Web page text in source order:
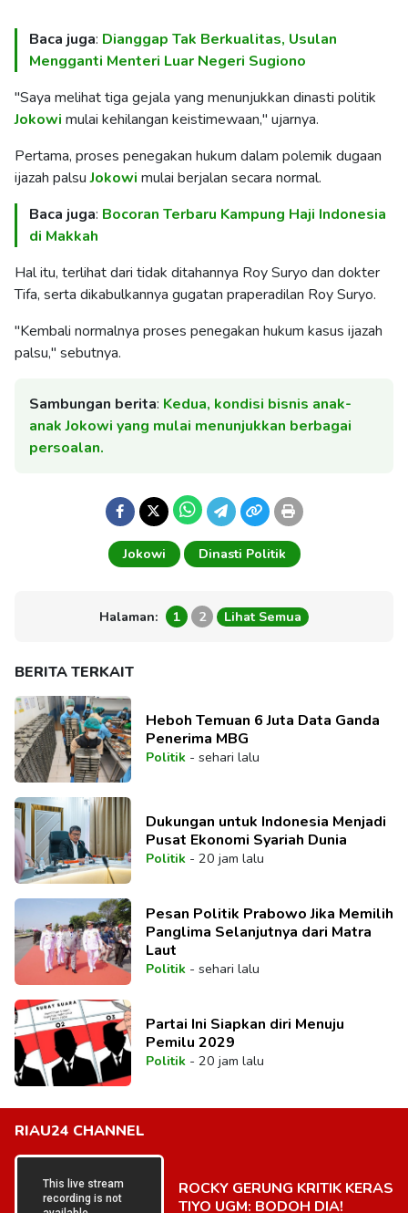
Baca juga: Dianggap Tak Berkualitas, Usulan
Mengganti Menteri Luar Negeri Sugiono
"Saya melihat tiga gejala yang menunjukkan dinasti politik
Jokowi mulai kehilangan keistimewaan," ujarnya.
Pertama, proses penegakan hukum dalam polemik dugaan
ijazah palsuJokowi mulai berjalan secara normal.
Baca juga: Bocoran Terbaru Kampung Haji Indonesia
di Makkah
Hal itu, terlihat dari tidak ditahannya Roy Suryo dan dokter
Tifa, serta dikabulkannya gugatan praperadilan Roy Suryo.
"Kembali normalnya proses penegakan hukum kasus ijazah
palsu," sebutnya.
Sambungan berita: Kedua, kondisi bisnis anak-
anak Jokowi yang mulai menunjukkan berbagai
persoalan.
Jokowi Dinasti Politik
Halaman: 1 2 Lihat Semua
BERITA TERKAIT
Heboh Temuan 6 Juta Data Ganda
Penerima MBG
Politik- sehari lalu
Dukungan untuk Indonesia Menjadi
Pusat Ekonomi Syariah Dunia
Politik- 20 jam lalu
Pesan Politik Prabowo Jika Memilih
Panglima Selanjutnya dari Matra
Laut
Politik- sehari lalu
Partai Ini Siapkan diri Menuju
Pemilu 2029
Politik- 20 jam lalu
RIAU24 CHANNEL
ROCKY GERUNG KRITIK KERAS
TIYO UGM: BODOH DIA!